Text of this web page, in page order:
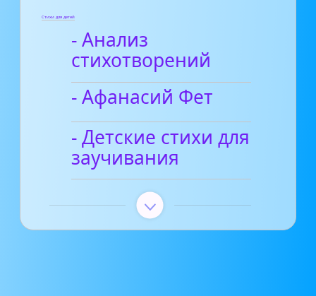
Стихи для детей
- Анализ
стихотворений
- Афанасий Фет
- Детские стихи для
заучивания